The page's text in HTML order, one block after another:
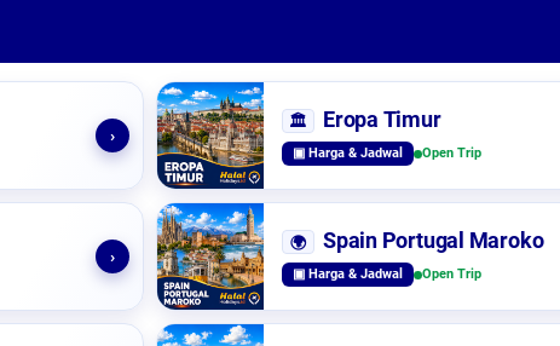
›
🏛️ Eropa Timur
▣ Harga & Jadwal Open Trip
›
🌍 Spain Portugal Maroko
▣ Harga & Jadwal Open Trip